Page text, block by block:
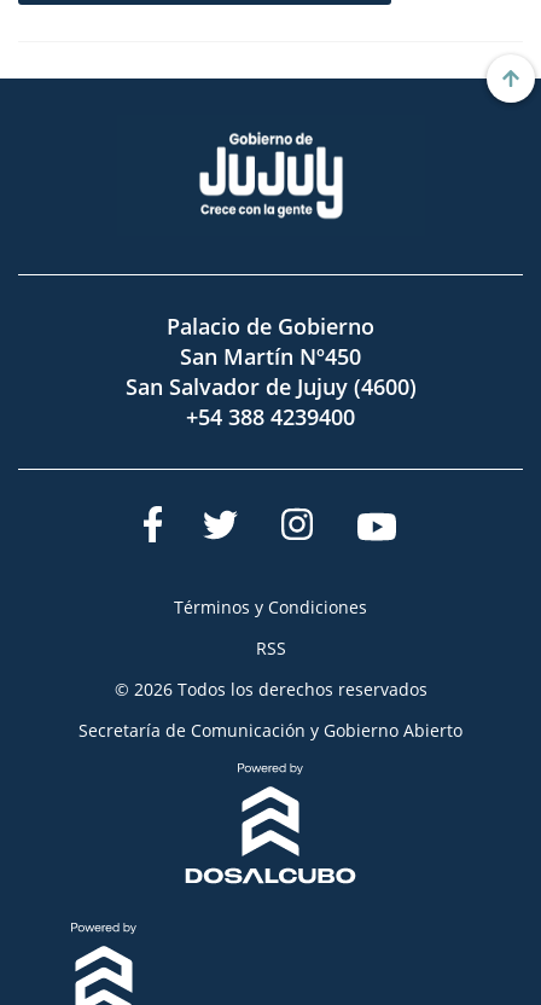
Palacio de Gobierno
San Martín Nº450
San Salvador de Jujuy (4600)
+54 388 4239400
Términos y Condiciones
RSS
© 2026 Todos los derechos reservados
Secretaría de Comunicación y Gobierno Abierto